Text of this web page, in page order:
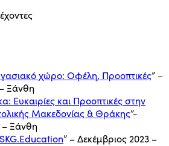
χώρο: Οφέλη, Προοπτικές” –
Ξάνθη
Ευκαιρίες και Προοπτικές στην
Μακεδονίας & Θράκης”-
– Ξάνθη
” – Δεκέμβριος 2023 –